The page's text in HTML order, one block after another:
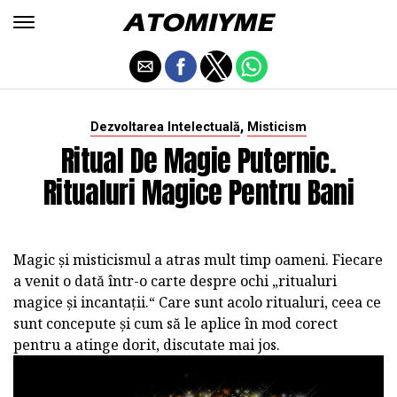
Dezvoltarea Intelectuală, Misticism
Ritual De Magie Puternic.
Ritualuri Magice Pentru Bani
Magic și misticismul a atras mult timp oameni. Fiecare
a venit o dată într-o carte despre ochi „ritualuri
magice și incantații.“ Care sunt acolo ritualuri, ceea ce
sunt concepute și cum să le aplice în mod corect
pentru a atinge dorit, discutate mai jos.